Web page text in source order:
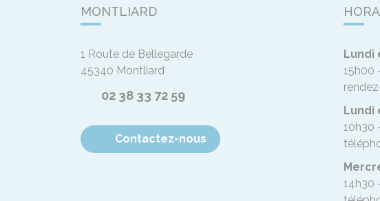
MONTLIARD
1 Route de Bellegarde
45340 Montliard
02 38 33 72 59
Contactez-nous
Lundi
15h00
Lundi
10h30
14h30